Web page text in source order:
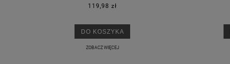
119,98 zł
DO KOSZYKA
ZOBACZ WIĘCEJ